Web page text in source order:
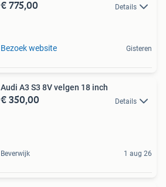
€ 775,00 Details
Bezoek website Gisteren
Audi A3 S3 8V velgen 18 inch
€ 350,00 Details
Beverwijk 1 aug 26